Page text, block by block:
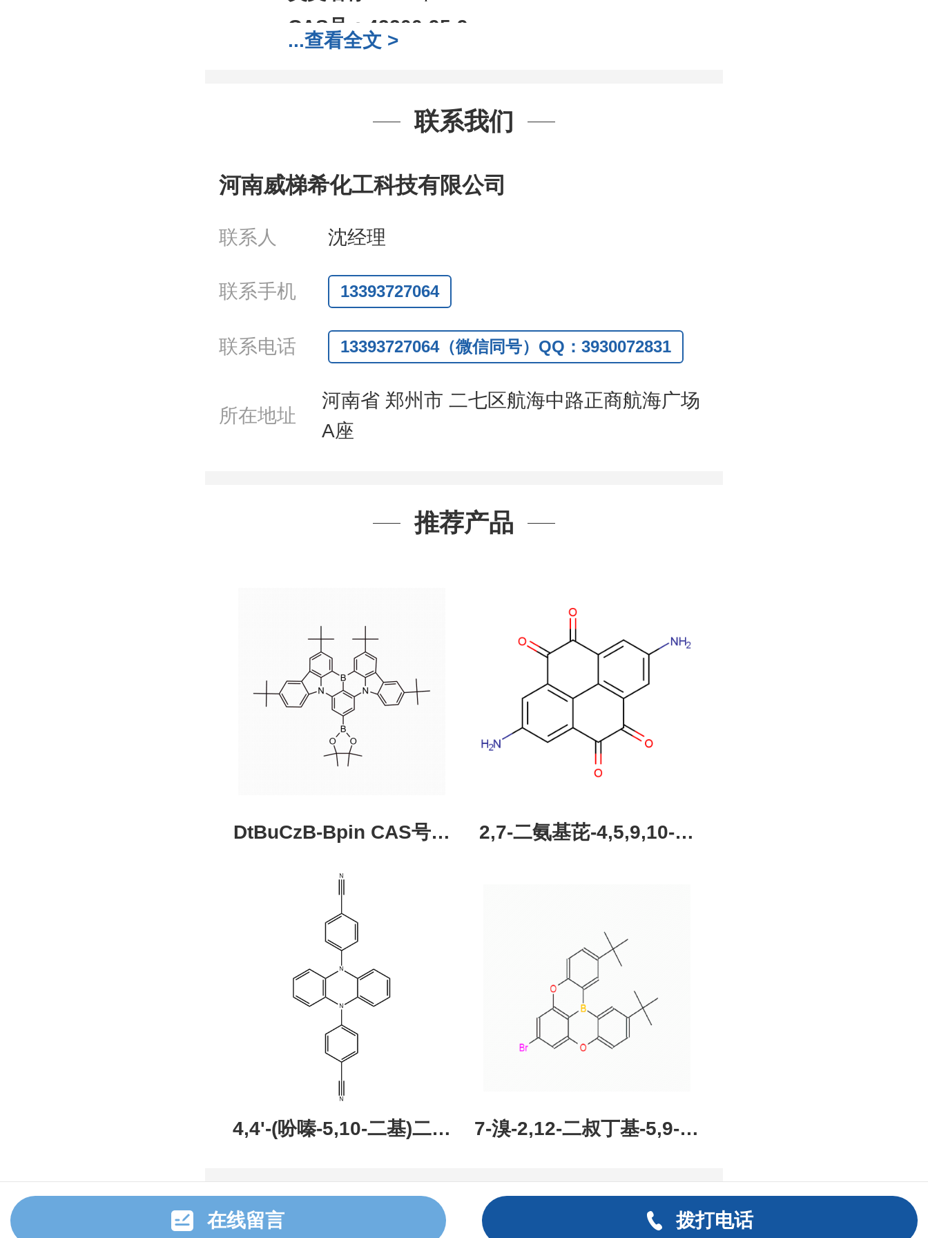
CAS号： 43200-95-9
分子式：C9H7ClN2
1Mg ; 5Mg;10Mg ;100Mg;250Mg ;500Mg
我司对高校及科研单位先发货和
,全额退款
:0371-63377391/13393727064
QQ:3930072831
:13393727064
联系人: 沈晓东(欢迎致电,或QQ、微信联系)
...查看全文 >
联系我们
河南威梯希化工科技有限公司
联系人 沈经理
联系手机 13393727064
联系电话 13393727064（微信同号）QQ：3930072831
所在地址
河南省 郑州市 二七区航海中路正商航海广场
A座
推荐产品
DtBuCzB-Bpin CAS号：
2643331-97-7
2,7-二氨基芘-4,5,9,10-四
现货促销，可分装，高校
研究所 先发后付
4,4'-(吩嗪-5,10-二基)二苯
甲腈，CAS:1638702-80-
3，常备现货，科研产品，
7-溴-2,12-二叔丁基-5,9-二
氧杂-13B-硼萘[3,2,1-DE]
蒽，CAS:2378498-93-0，
在线留言 拨打电话